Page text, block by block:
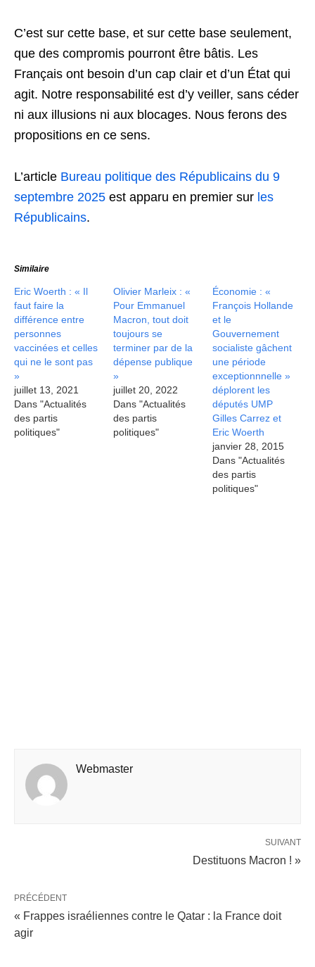
C’est sur cette base, et sur cette base seulement,
que des compromis pourront être bâtis. Les
Français ont besoin d’un cap clair et d’un État qui
agit. Notre responsabilité est d’y veiller, sans céder
ni aux illusions ni aux blocages. Nous ferons des
propositions en ce sens.
L’article Bureau politique des Républicains du 9
septembre 2025 est apparu en premier sur les
Républicains.
Similaire
Eric Woerth : « Il
faut faire la
différence entre
personnes
vaccinées et celles
qui ne le sont pas
»
juillet 13, 2021
Dans "Actualités
des partis
politiques"
Olivier Marleix : «
Pour Emmanuel
Macron, tout doit
toujours se
terminer par de la
dépense publique
»
juillet 20, 2022
Dans "Actualités
des partis
politiques"
Économie : «
François Hollande
et le
Gouvernement
socialiste gâchent
une période
exceptionnnelle »
déplorent les
députés UMP
Gilles Carrez et
Eric Woerth
janvier 28, 2015
Dans "Actualités
des partis
politiques"
Webmaster
SUIVANT
Destituons Macron ! »
PRÉCÉDENT
« Frappes israéliennes contre le Qatar : la France doit
agir